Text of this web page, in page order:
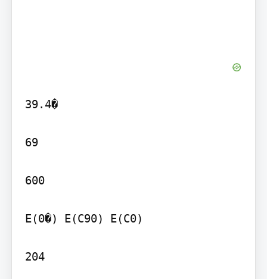
39.4�
69
600
E(0�) E(C90) E(C0)
204